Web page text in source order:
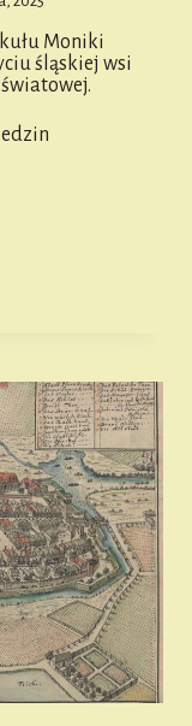
Moniki
śląskiej wsi